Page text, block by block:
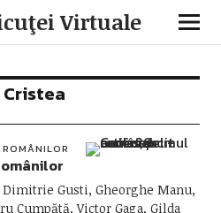
Virtuale
Cristea
Gusti, Gheorghe Manu,
Cumpătă, Victor Gaga, Gilda